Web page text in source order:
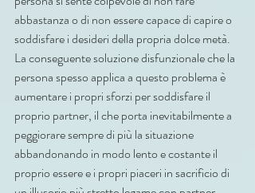
abbastanza o di non essere capace di capire o
soddisfare i desideri della propria dolce metà.
La conseguente soluzione disfunzionale che la
persona spesso applica a questo problema è
aumentare i propri sforzi per soddisfare il
proprio partner, il che porta inevitabilmente a
peggiorare sempre di più la situazione
abbandonando in modo lento e costante il
proprio essere e i propri piaceri in sacrificio di